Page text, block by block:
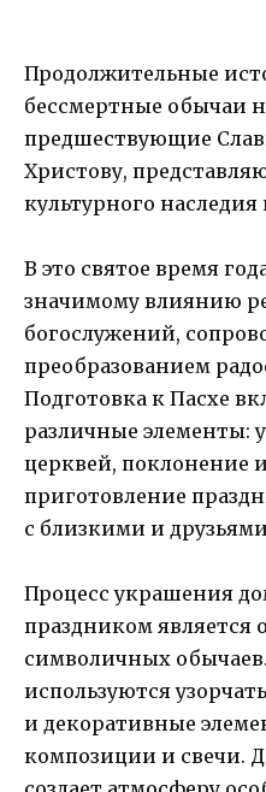
Продолжительные
бессмертные обычаи
предшествующие
Христову,
культурного
В это святое время
значимому влиянию
богослужений,
преобразованием
Подготовка к Пасхе
различные элементы:
церквей, поклонение
приготовление
с близкими и
Процесс украшения
праздником является
символичных
используются
и декоративные
композиции и свечи.